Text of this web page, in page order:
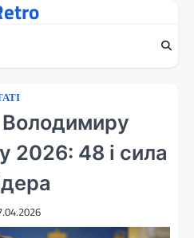
Володимиру
2026: 48 і сила